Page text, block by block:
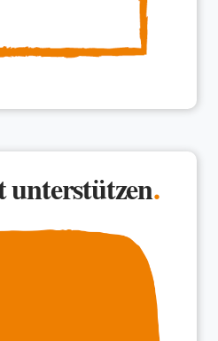
unterstützen.